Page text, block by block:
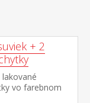
+ 2
vo farebnom
7 zásuviek s